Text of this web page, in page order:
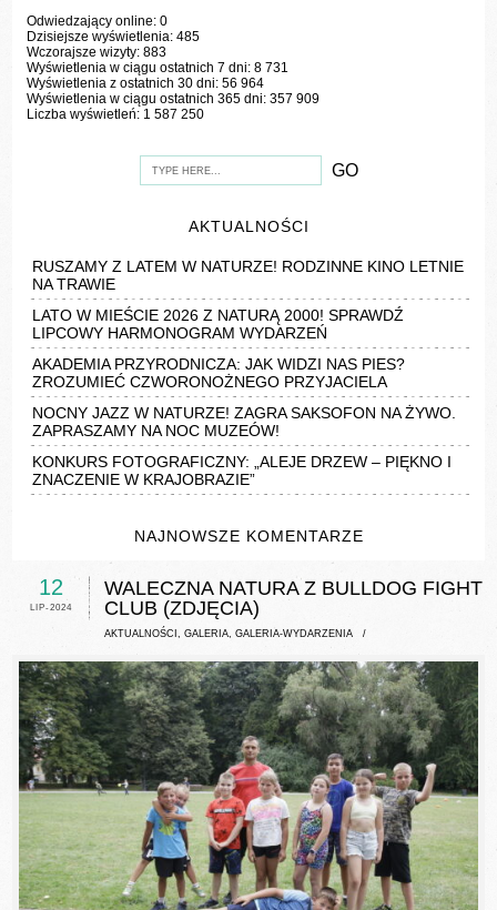
Odwiedzający online:0
Dzisiejsze wyświetlenia:485
Wczorajsze wizyty:883
Wyświetlenia w ciągu ostatnich 7 dni:8 731
Wyświetlenia z ostatnich 30 dni:56 964
Wyświetlenia w ciągu ostatnich 365 dni:357 909
Liczba wyświetleń: 1 587 250
AKTUALNOŚCI
RUSZAMY Z LATEM W NATURZE! RODZINNE KINO LETNIE
NA TRAWIE
LATO W MIEŚCIE 2026 Z NATURĄ 2000! SPRAWDŹ
LIPCOWY HARMONOGRAM WYDARZEŃ
AKADEMIA PRZYRODNICZA: JAK WIDZI NAS PIES?
ZROZUMIEĆ CZWORONOŻNEGO PRZYJACIELA
NOCNY JAZZ W NATURZE! ZAGRA SAKSOFON NA ŻYWO.
ZAPRASZAMY NA NOC MUZEÓW!
KONKURS FOTOGRAFICZNY: „ALEJE DRZEW – PIĘKNO I
ZNACZENIE W KRAJOBRAZIE”
NAJNOWSZE KOMENTARZE
12
LIP-2024
WALECZNA NATURA Z BULLDOG FIGHT
CLUB (ZDJĘCIA)
AKTUALNOŚCI,GALERIA,GALERIA-WYDARZENIA /